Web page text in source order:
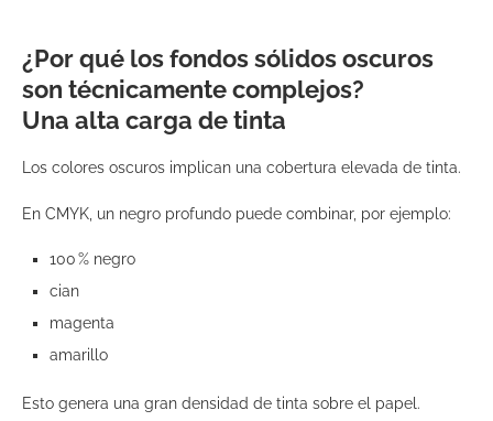
¿Por qué los fondos sólidos oscuros
son técnicamente complejos?
Una alta carga de tinta
Los colores oscuros implican una cobertura elevada de tinta.
En CMYK, un negro profundo puede combinar, por ejemplo:
100 % negro
cian
magenta
amarillo
Esto genera una gran densidad de tinta sobre el papel.